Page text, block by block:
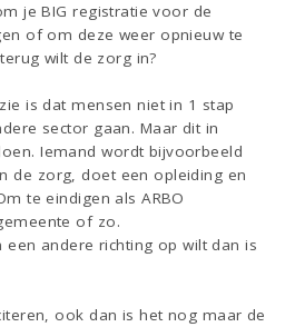
je BIG registratie voor de
of om deze weer opnieuw te
wilt de zorg in?
is dat mensen niet in 1 stap
sector gaan. Maar dit in
Iemand wordt bijvoorbeeld
de zorg, doet een opleiding en
te eindigen als ARBO
of zo.
andere richting op wilt dan is
ook dan is het nog maar de